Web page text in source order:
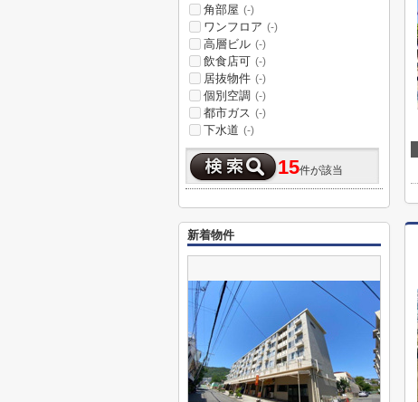
角部屋 (-)
ワンフロア (-)
高層ビル (-)
飲食店可 (-)
居抜物件 (-)
個別空調 (-)
都市ガス (-)
下水道 (-)
15件が該当
新着物件